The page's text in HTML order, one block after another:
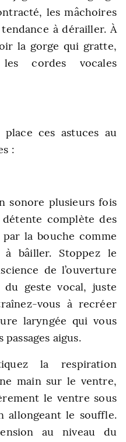
les mâchoires
à dérailler. À
la gorge qui gratte,
cordes vocales
ces astuces au
:
sonore plusieurs fois
complète des
la bouche comme
bâiller. Stoppez le
de l’ouverture
geste vocal, juste
vous à recréer
laryngée qui vous
aigus.
la respiration
main sur le ventre,
le ventre sous
allongeant le souffle.
au niveau du